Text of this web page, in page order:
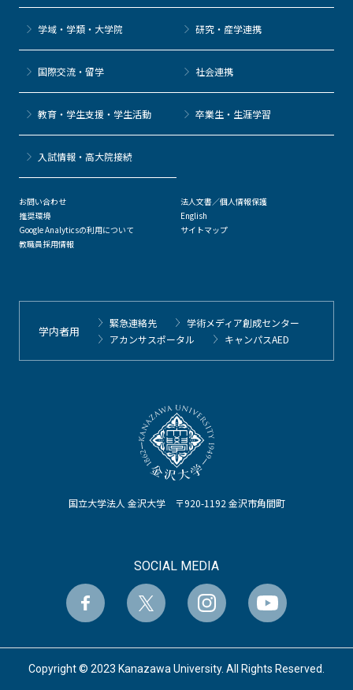
国立大学法人 金沢大学 〒920-1192 金沢市角間町
SOCIAL MEDIA
学域・学類・大学院 研究・産学連携
国際交流・留学 社会連携
教育・学生支援・学生活動 卒業生・生涯学習
⼊試情報・高大院接続
お問い合わせ
推奨環境
Google Analyticsの利用について
教職員採用情報
法人文書／個人情報保護
English
サイトマップ
学内者用
緊急連絡先
学術メディア創成センター
アカンサスポータル
キャンパスAED
Copyright © 2023 Kanazawa University. All Rights Reserved.